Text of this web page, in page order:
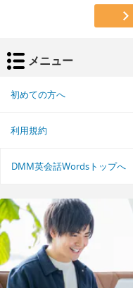
メニュー
初めての方へ
利用規約
DMM英会話Wordsトップへ